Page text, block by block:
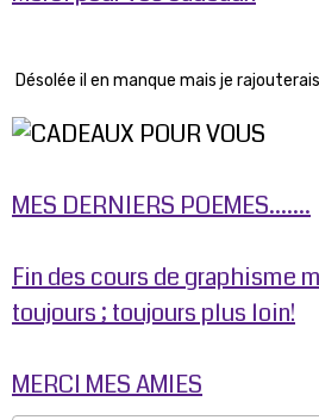
Désolée il en manque mais je
MES DERNIERS POEMES.......
Fin des cours de graphisme
toujours ; toujours plus loin!
MERCI MES AMIES